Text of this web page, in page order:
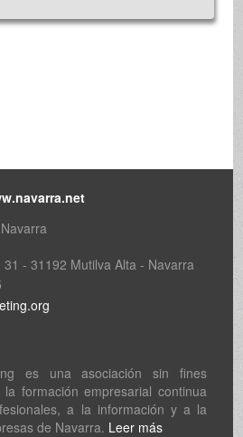
- 31192 Mutilva Alta - Navarra
es una asociación sin fines
formación empresarial continua
a la información y a la
de Navarra. Leer más